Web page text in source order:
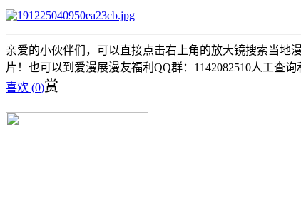
亲爱的小伙伴们，可以直接点击右上角的放大镜搜索当地
片！也可以到爱漫展漫友福利QQ群：1142082510人工查询
喜欢 (0)赏